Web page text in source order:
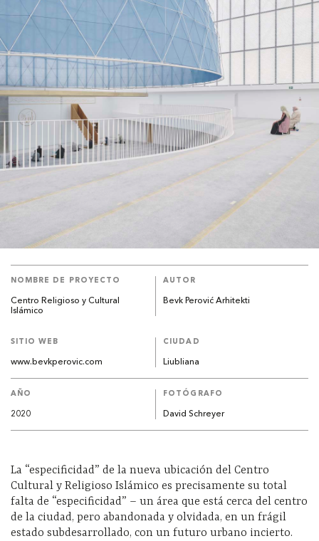
NOMBRE DE PROYECTO
Centro Religioso y Cultural
Islámico
AUTOR
Bevk Perović Arhitekti
SITIO WEB
www.bevkperovic.com
CIUDAD
Liubliana
AÑO
2020
FOTÓGRAFO
David Schreyer
La “especificidad” de la nueva ubicación del Centro
Cultural y Religioso Islámico es precisamente su total
falta de “especificidad” – un área que está cerca del centro
de la ciudad, pero abandonada y olvidada, en un frágil
estado subdesarrollado, con un futuro urbano incierto.